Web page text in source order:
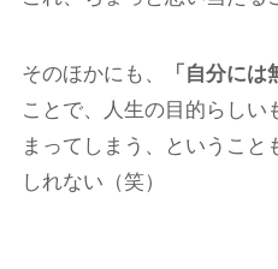
そのほかにも、
「自分に
ことで、人生の目的らしい
まってしまう、ということ
しれない（笑）